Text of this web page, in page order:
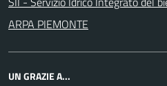
ARPA PIEMONTE
UN GRAZIE A...